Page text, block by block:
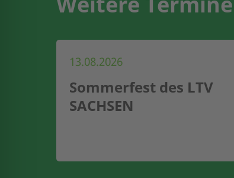
13.08.2026
Sommerfest des LTV
SACHSEN